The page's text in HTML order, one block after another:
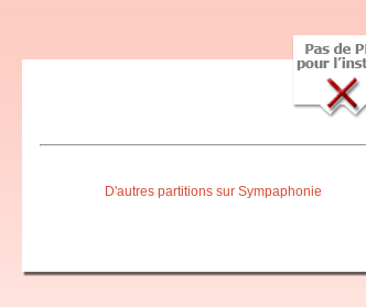
D'autres partitions sur Sympaphonie